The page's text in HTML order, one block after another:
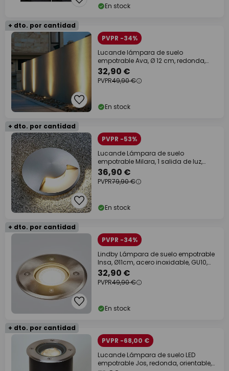
En stock
+ dto. por cantidad
PVPR -34%
Lucande lámpara de suelo
empotrable Ava, Ø 12 cm, redonda,
IP67, GU10
32,90 €
PVPR49,90 €
En stock
+ dto. por cantidad
PVPR -53%
Lucande Lámpara de suelo
empotrable Milara, 1 salida de luz,
GU10
36,90 €
PVPR79,90 €
En stock
+ dto. por cantidad
PVPR -34%
Lindby Lámpara de suelo empotrable
Insa, Ø11cm, acero inoxidable, GU10,
IP67
32,90 €
PVPR49,90 €
En stock
+ dto. por cantidad
PVPR -68,00 €
Lucande Lámpara de suelo LED
empotrable Jos, redonda, orientable,